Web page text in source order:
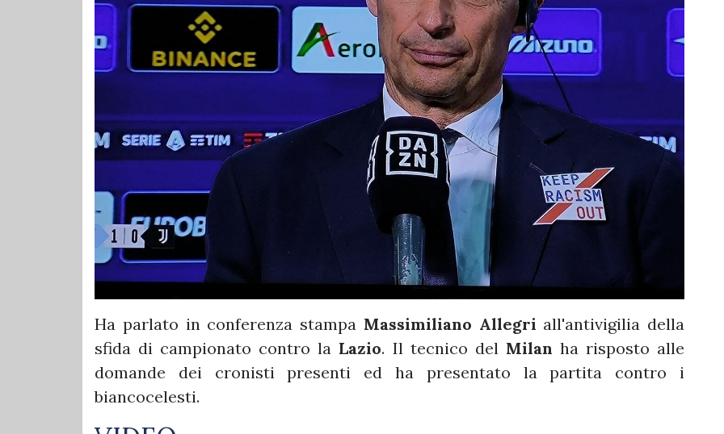
Ha parlato in conferenza stampa Massimiliano Allegri all'antivigilia della
sfida di campionato contro la Lazio. Il tecnico del Milan ha risposto alle
domande dei cronisti presenti ed ha presentato la partita contro i
biancocelesti.